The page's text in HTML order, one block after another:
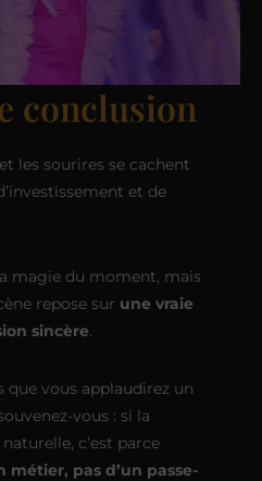
conclusion
les sourires se cachent
et de
magie du moment, mais
repose sur une vraie
sincère.
que vous applaudirez un
vous : si la
c’est parce
métier, pas d’un passe-